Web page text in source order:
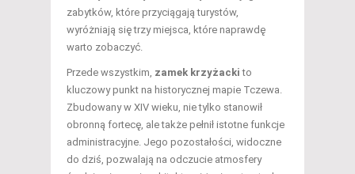
zabytków, które przyciągają turystów,
wyróżniają się trzy miejsca, które naprawdę
warto zobaczyć.
Przede wszystkim, zamek krzyżacki to
kluczowy punkt na historycznej mapie Tczewa.
Zbudowany w XIV wieku, nie tylko stanowił
obronną fortecę, ale także pełnił istotne funkcje
administracyjne. Jego pozostałości, widoczne
do dziś, pozwalają na odczucie atmosfery